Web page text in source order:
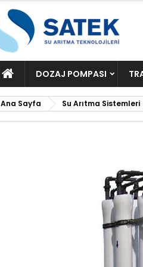
ANA
SAYFA
DOZAJ POMPASI
Ana Sayfa Su Arıtma Sistemleri